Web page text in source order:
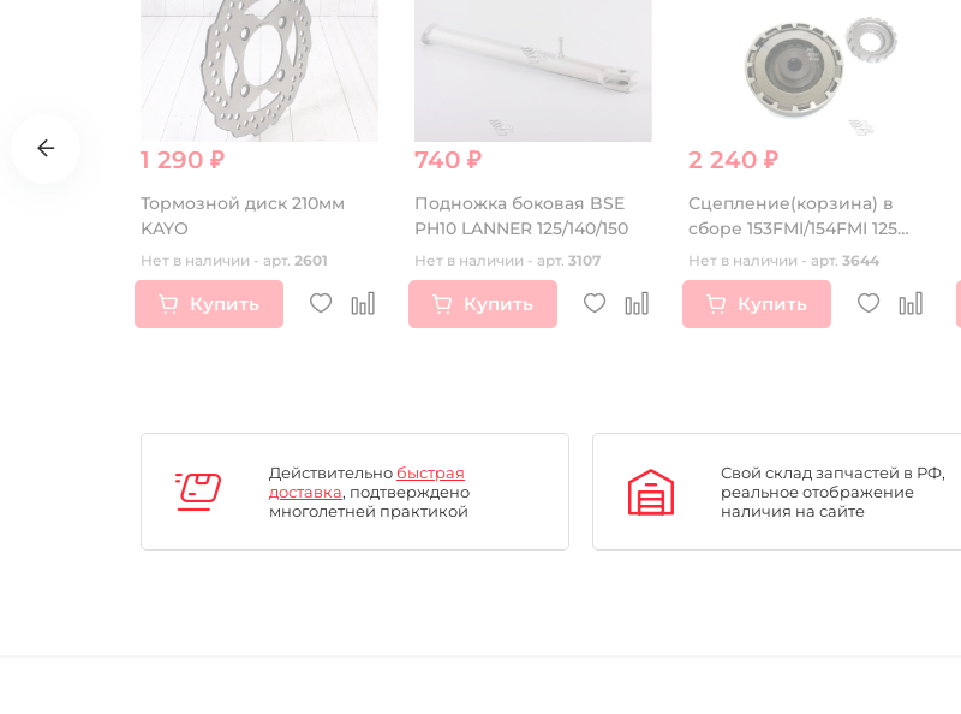
1 290 ₽
Тормозной диск 210мм
KAYO
Нет в наличии - арт. 2601
Купить
740 ₽
Подножка боковая BSE
PH10 LANNER 125/140/150
Нет в наличии - арт. 3107
Купить
2 240 ₽
Сцепление(корзина) в
сборе 153FMI/154FMI 125
см3 3-х дисковое
Нет в наличии - арт. 3644
Купить
Действительно быстрая
доставка, подтверждено
многолетней практикой
Свой склад запчастей в РФ,
реальное отображение
наличия на сайте